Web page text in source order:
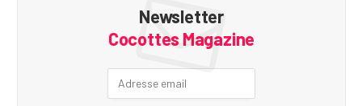
Newsletter
Cocottes Magazine